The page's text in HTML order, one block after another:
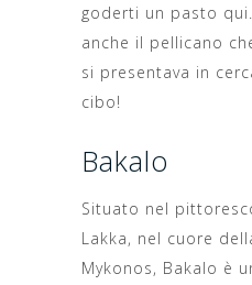
goderti un pasto
anche il pellicano
si presentava in
cibo!
Bakalo
Situato nel
Lakka, nel cuore
Mykonos, Bakalo è